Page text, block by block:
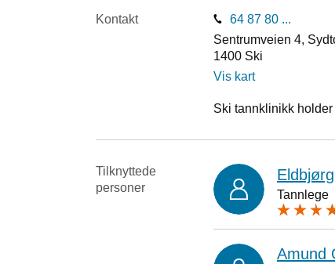
Kontakt
64 87 80 ...
Sentrumveien 4,
1400 Ski
Vis kart
Ski tannklinikk holder
Tilknyttede
personer
Tannlege
Amund